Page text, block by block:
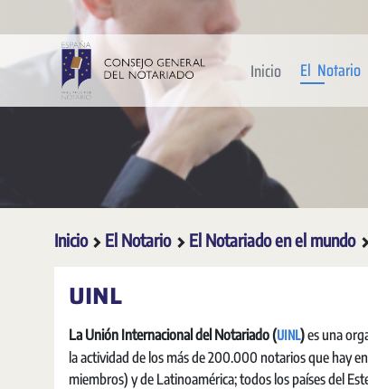
Saltar al contenido principal
Inicio El Notario
Inicio El Notario El Notariado en el mundo
UINL
La Unión Internacional del Notariado (UINL)es una
la actividad de los más de 200.000 notarios que hay
miembros) y de Latinoamérica; todos los países del